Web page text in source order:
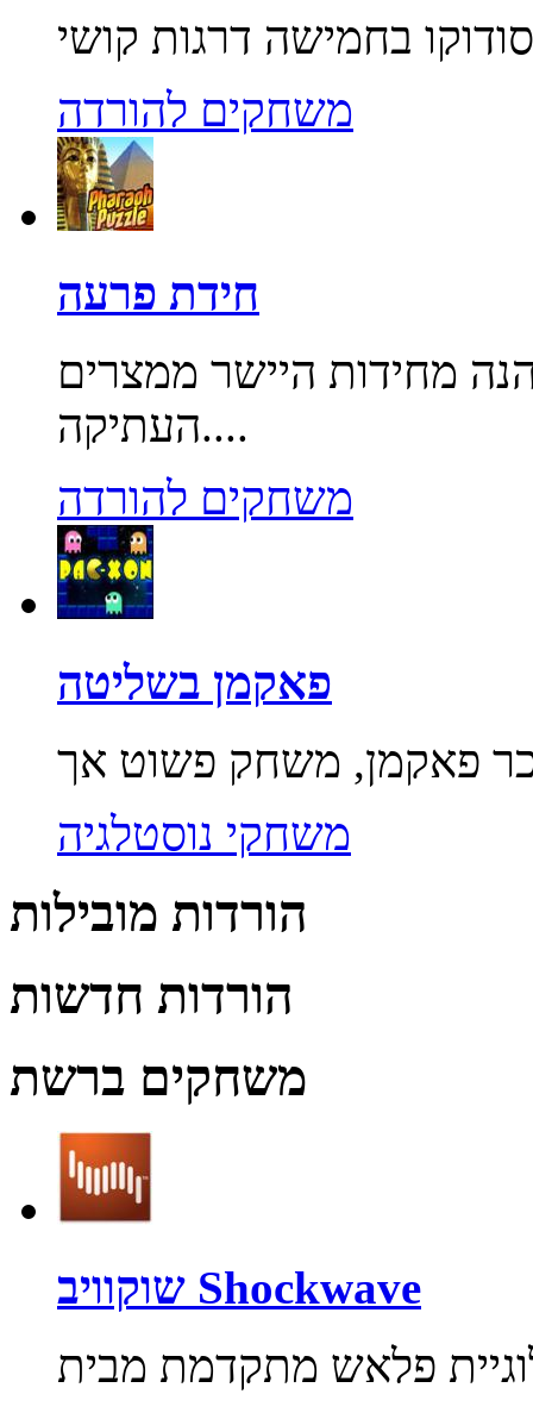
משחקים להורדה
חידת פרעה
מחידות היישר ממצרים
העתיקה....
משחקים להורדה
פאקמן בשליטה
משחקי נוסטלגיה
הורדות מובילות
הורדות חדשות
משחקים ברשת
שוקוויב Shockwave